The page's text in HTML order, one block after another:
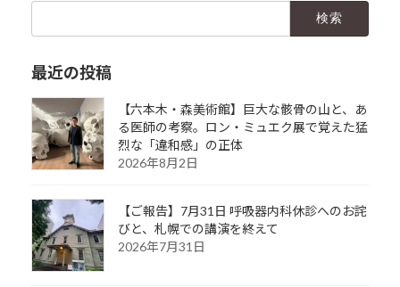
最近の投稿
【六本木・森美術館】巨大な骸骨の山と、あ
る医師の考察。ロン・ミュエク展で覚えた猛
烈な「違和感」の正体
2026年8月2日
【ご報告】7月31日 呼吸器内科休診へのお詫
びと、札幌での講演を終えて
2026年7月31日